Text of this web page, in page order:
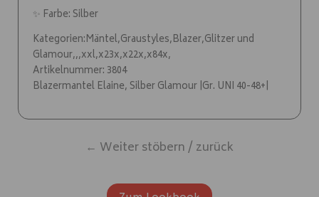
✨ Farbe: Silber
Kategorien:Mäntel,Graustyles,Blazer,Glitzer und
Glamour,,,xxl,x23x,x22x,x84x,
Artikelnummer: 3804
Blazermantel Elaine, Silber Glamour |Gr. UNI 40-48+|
← Weiter stöbern / zurück